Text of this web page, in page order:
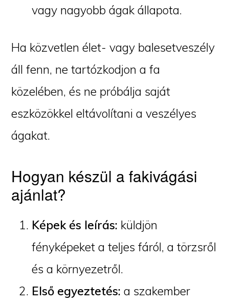
vagy nagyobb ágak állapota.
Ha közvetlen élet- vagy balesetveszély
áll fenn, ne tartózkodjon a fa
közelében, és ne próbálja saját
eszközökkel eltávolítani a veszélyes
ágakat.
Hogyan készül a fakivágási
ajánlat?
Képek és leírás: küldjön
fényképeket a teljes fáról, a törzsről
és a környezetről.
Első egyeztetés: a szakember